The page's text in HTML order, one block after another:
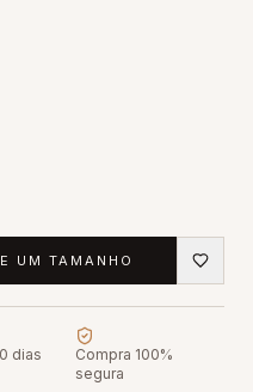
UM TAMANHO
dias
Compra 100%
segura